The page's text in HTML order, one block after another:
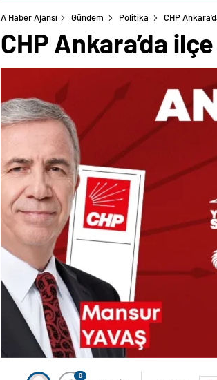
A Haber Ajansı Gündem Politika CHP
CHP Ankara’da
0